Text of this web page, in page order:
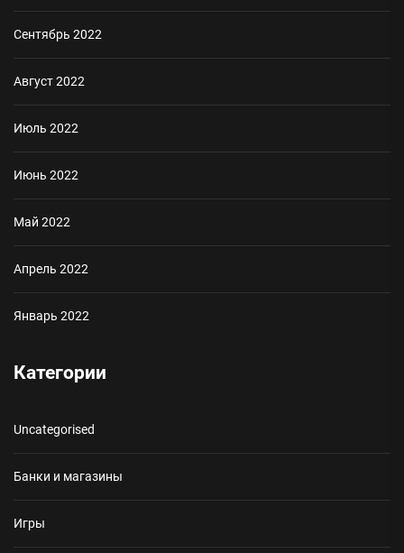
Сентябрь 2022
Август 2022
Июль 2022
Июнь 2022
Май 2022
Апрель 2022
Январь 2022
Категории
Uncategorised
Банки и магазины
Игры